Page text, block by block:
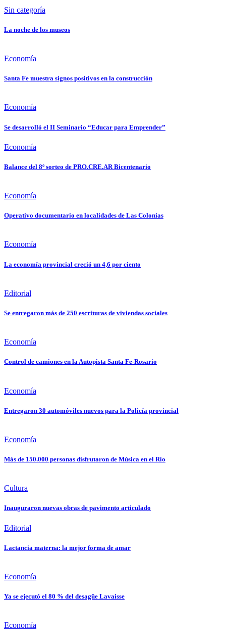
Sin categoría
La noche de los museos
Economía
Santa Fe muestra signos positivos en la construcción
Economía
Se desarrolló el II Seminario “Educar para Emprender”
Economía
Balance del 8º sorteo de PRO.CRE.AR Bicentenario
Economía
Operativo documentario en localidades de Las Colonias
Economía
La economía provincial creció un 4,6 por ciento
Editorial
Se entregaron más de 250 escrituras de viviendas sociales
Economía
Control de camiones en la Autopista Santa Fe-Rosario
Economía
Entregaron 30 automóviles nuevos para la Policía provincial
Economía
Más de 150.000 personas disfrutaron de Música en el Río
Cultura
Inauguraron nuevas obras de pavimento articulado
Editorial
Lactancia materna: la mejor forma de amar
Economía
Ya se ejecutó el 80 % del desagüe Lavaisse
Economía